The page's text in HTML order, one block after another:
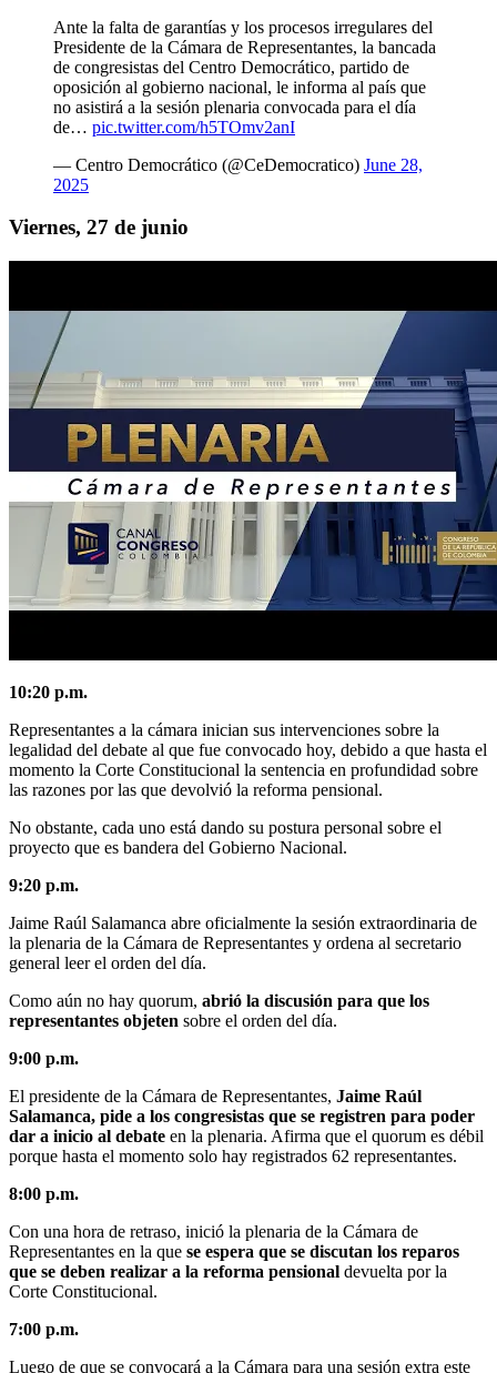
Ante la falta de garantías y los procesos irregulares del
Presidente de la Cámara de Representantes, la bancada
de congresistas del Centro Democrático, partido de
oposición al gobierno nacional, le informa al país que
no asistirá a la sesión plenaria convocada para el día
de… pic.twitter.com/h5TOmv2anI
— Centro Democrático (@CeDemocratico) June 28,
2025
Viernes, 27 de junio
10:20 p.m.
Representantes a la cámara inician sus intervenciones sobre la
legalidad del debate al que fue convocado hoy, debido a que hasta el
momento la Corte Constitucional la sentencia en profundidad sobre
las razones por las que devolvió la reforma pensional.
No obstante, cada uno está dando su postura personal sobre el
proyecto que es bandera del Gobierno Nacional.
9:20 p.m.
Jaime Raúl Salamanca abre oficialmente la sesión extraordinaria de
la plenaria de la Cámara de Representantes y ordena al secretario
general leer el orden del día.
Como aún no hay quorum, abrió la discusión para que los
representantes objeten sobre el orden del día.
9:00 p.m.
El presidente de la Cámara de Representantes, Jaime Raúl
Salamanca, pide a los congresistas que se registren para poder
dar a inicio al debate en la plenaria. Afirma que el quorum es débil
porque hasta el momento solo hay registrados 62 representantes.
8:00 p.m.
Con una hora de retraso, inició la plenaria de la Cámara de
Representantes en la que se espera que se discutan los reparos
que se deben realizar a la reforma pensional devuelta por la
Corte Constitucional.
7:00 p.m.
Luego de que se convocará a la Cámara para una sesión extra este